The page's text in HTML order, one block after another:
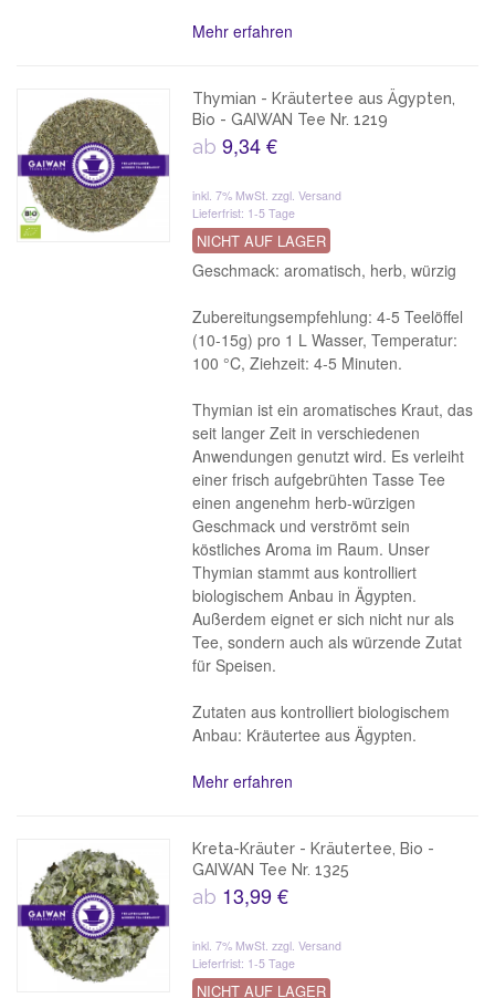
Mehr erfahren
Thymian - Kräutertee aus Ägypten,
Bio - GAIWAN Tee Nr. 1219
ab9,34 €
inkl. 7% MwSt.zzgl. Versand
Lieferfrist: 1-5 Tage
NICHT AUF LAGER
Geschmack: aromatisch, herb, würzig
Zubereitungsempfehlung: 4-5 Teelöffel
(10-15g) pro 1 L Wasser, Temperatur:
100 °C, Ziehzeit: 4-5 Minuten.
Thymian ist ein aromatisches Kraut, das
seit langer Zeit in verschiedenen
Anwendungen genutzt wird. Es verleiht
einer frisch aufgebrühten Tasse Tee
einen angenehm herb-würzigen
Geschmack und verströmt sein
köstliches Aroma im Raum. Unser
Thymian stammt aus kontrolliert
biologischem Anbau in Ägypten.
Außerdem eignet er sich nicht nur als
Tee, sondern auch als würzende Zutat
für Speisen.
Zutaten aus kontrolliert biologischem
Anbau: Kräutertee aus Ägypten.
Mehr erfahren
Kreta-Kräuter - Kräutertee, Bio -
GAIWAN Tee Nr. 1325
ab 13,99 €
inkl. 7% MwSt.zzgl. Versand
Lieferfrist: 1-5 Tage
NICHT AUF LAGER